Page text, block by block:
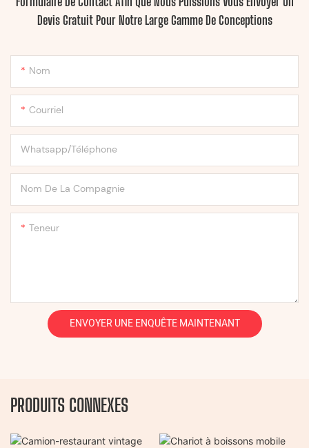
Devis Gratuit Pour Notre Large Gamme De Conceptions
Nom
Courriel
Whatsapp/Téléphone
Nom De La Compagnie
Teneur
ENVOYER UNE ENQUÊTE MAINTENANT
PRODUITS CONNEXES